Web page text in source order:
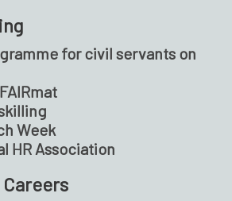
for civil servants on
Week
HR Association